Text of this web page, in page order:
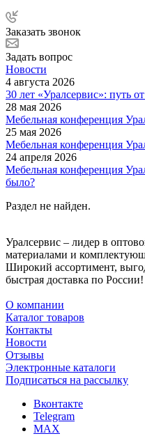
Заказать звонок
Задать вопрос
Новости
4 августа 2026
30 лет «Уралсервис»: путь
28 мая 2026
Мебельная конференция
25 мая 2026
Мебельная конференция
24 апреля 2026
Мебельная конференция
было?
Раздел не найден.
Уралсервис – лидер в
материалами и
Широкий ассортимент,
быстрая доставка по России!
О компании
Каталог товаров
Контакты
Новости
Отзывы
Электронные каталоги
Подписаться на рассылку
Вконтакте
Telegram
MAX